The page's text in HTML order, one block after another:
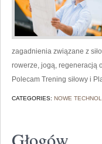
zagadnienia związane z
rowerze, jogą, regeneracją
Polecam Trening siłowy i
CATEGORIES: NOWE
Głogów